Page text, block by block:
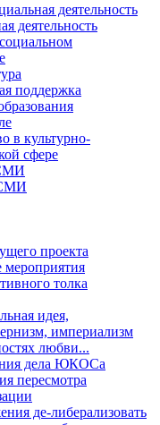
деятельность
деятельность
поддержка
в культурно-
сфере
проекта
толка
идея,
империализм
любви...
дела ЮКОСа
пересмотра
де-либерализовать